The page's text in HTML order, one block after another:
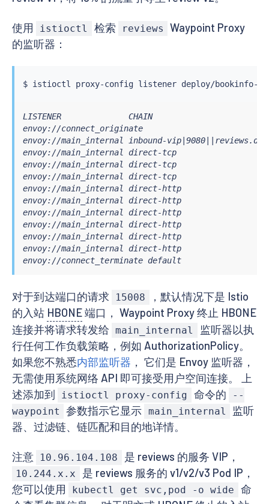
使用 istioctl 检索 reviews
Waypoint Proxy
的监听器：
$ istioctl
LISTENER              CHAIN
envoy://connect_originate
envoy://main_internal inbound-
envoy://main_internal direct-tcp
envoy://main_internal direct-tcp
envoy://main_internal direct-tcp
envoy://main_internal direct-http
envoy://main_internal direct-http
envoy://main_internal direct-http
envoy://main_internal direct-http
envoy://main_internal direct-http
envoy://main_internal direct-http
envoy://connect_terminate default
对于到达端口的请求 15008
，默认情况下是 Istio
的入站 HBONE端口， Waypoint Proxy 终止 HBONE
连接并将请求转发给 main_internal
监听器以执
行任何工作负载策略，例如 AuthorizationPolicy。
如果您不熟悉内部监听器 ， 它们是 Envoy 监听器，
无需使用系统网络 API 即可接受用户空间连接。 上
述添加到
istioctl proxy-config 命令的
--
waypoint
参数指示它显示 main_internal
监听
器、过滤链、链匹配和目的地详情。
注意 10.96.104.108 是 reviews 的服务 VIP，
10.244.x.x
是 reviews 服务的 v1/v2/v3 Pod IP，
您可以使用
kubectl get svc,pod -o wide
命